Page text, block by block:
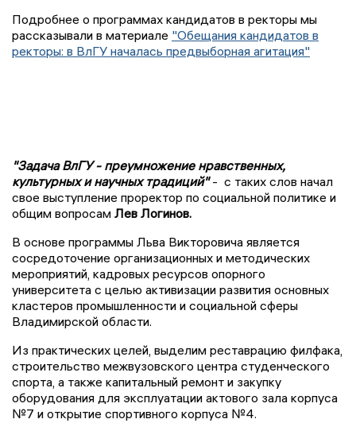
Подробнее о программах кандидатов в ректоры мы
рассказывали в материале "Обещания кандидатов в
ректоры: в ВлГУ началась предвыборная агитация"
"Задача ВлГУ - преумножение нравственных,
культурных и научных традиций"- с таких слов начал
свое выступление проректор по социальной политике и
общим вопросам Лев Логинов.
В основе программы Льва Викторовича является
сосредоточение организационных и методических
мероприятий, кадровых ресурсов опорного
университета с целью активизации развития основных
кластеров промышленности и социальной сферы
Владимирской области.
Из практических целей, выделим реставрацию филфака,
строительство межвузовского центра студенческого
спорта, а также капитальный ремонт и закупку
оборудования для эксплуатации актового зала корпуса
№7 и открытие спортивного корпуса №4.